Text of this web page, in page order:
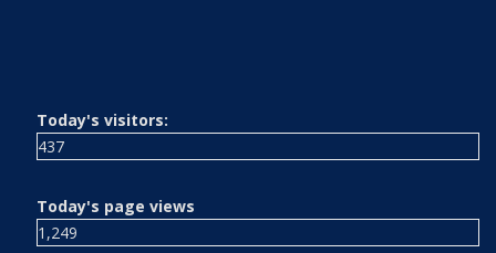
Today's visitors:
437
Today's page views
1,249